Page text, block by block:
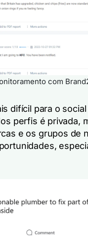
com
difícil para o
perfis é privada,
e os grupos de